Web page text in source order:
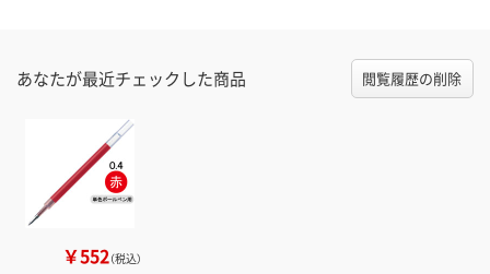
あなたが最近チェックした商品 閲覧履歴の削除
￥552（税込）